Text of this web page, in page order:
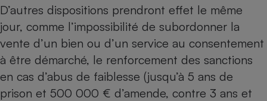
D’autres dispositions prendront effet le même
jour, comme l’impossibilité de subordonner la
vente d’un bien ou d’un service au consentement
à être démarché, le renforcement des sanctions
en cas d’abus de faiblesse (jusqu’à 5 ans de
prison et 500 000 € d’amende, contre 3 ans et